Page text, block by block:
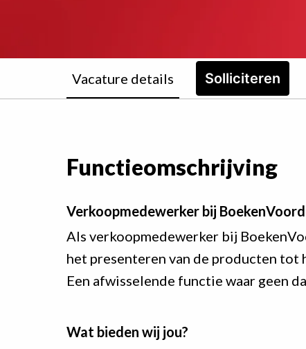
Vacature details Solliciteren
Functieomschrijving
Verkoopmedewerker bij
Als verkoopmedewerker bij
het presenteren van de producten tot
Een afwisselende functie waar geen
Wat bieden wij jou?